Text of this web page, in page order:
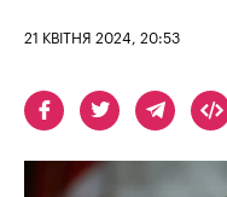
21 КВІТНЯ 2024, 20:53